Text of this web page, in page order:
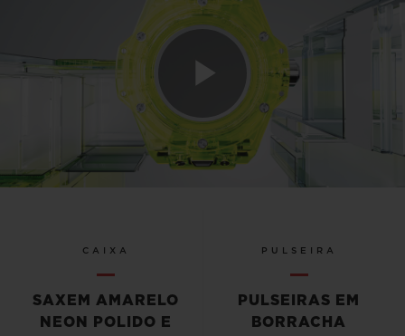
Play
CAIXA
SAXEM AMARELO
NEON POLIDO E
PULSEIRA
PULSEIRAS EM
BORRACHA